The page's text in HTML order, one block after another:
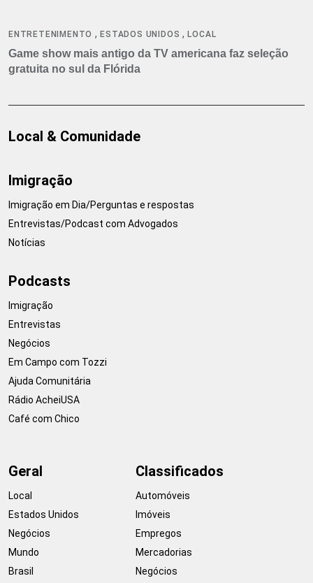
ENTRETENIMENTO ,ESTADOS UNIDOS ,LOCAL
Game show mais antigo da TV americana faz seleção
gratuita no sul da Flórida
Local & Comunidade
Imigração
Imigração em Dia/Perguntas e respostas
Entrevistas/Podcast com Advogados
Notícias
Podcasts
Imigração
Entrevistas
Negócios
Em Campo com Tozzi
Ajuda Comunitária
Rádio AcheiUSA
Café com Chico
Geral
Local
Estados Unidos
Negócios
Mundo
Brasil
Classificados
Automóveis
Imóveis
Empregos
Mercadorias
Negócios